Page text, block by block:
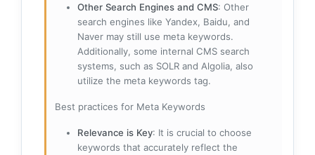
Other Search Engines and CMS: Other
search engines like Yandex, Baidu, and
Naver may still use meta keywords.
Additionally, some internal CMS search
systems, such as SOLR and Algolia, also
utilize the meta keywords tag.
Best practices for Meta Keywords
Relevance is Key: It is crucial to choose
keywords that accurately reflect the